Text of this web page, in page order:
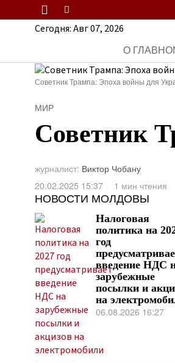
Сегодня:Авг 07, 2026
О
Советник Трампа: Эпоха войны для
МИР
Советник
журналист: Виктор Чобану
20.02.2025 15:37
1 мин чтения
НОВОСТИ МОЛДОВЫ
Налоговая
политика на
год
введение НДС
зарубежные
посылки и
на
06.08.2026 16:27